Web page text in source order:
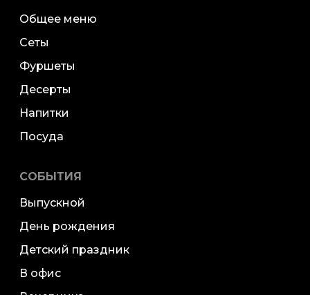
Общее меню
Сеты
Фуршеты
Десерты
Напитки
Посуда
СОБЫТИЯ
Выпускной
День рождения
Детский праздник
В офис